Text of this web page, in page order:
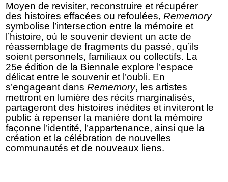
Moyen de revisiter, reconstruire et récupérer
des histoires effacées ou refoulées,Rememory
symbolise l’intersection entre la mémoire et
l’histoire, où le souvenir devient un acte de
réassemblage de fragments du passé, qu’ils
soient personnels, familiaux ou collectifs. La
25e édition de la Biennale explore l’espace
délicat entre le souvenir et l’oubli. En
s’engageant dansRememory, les artistes
mettront en lumière des récits marginalisés,
partageront des histoires inédites et inviteront le
public à repenser la manière dont la mémoire
façonne l’identité, l’appartenance, ainsi que la
création et la célébration de nouvelles
communautés et de nouveaux liens.